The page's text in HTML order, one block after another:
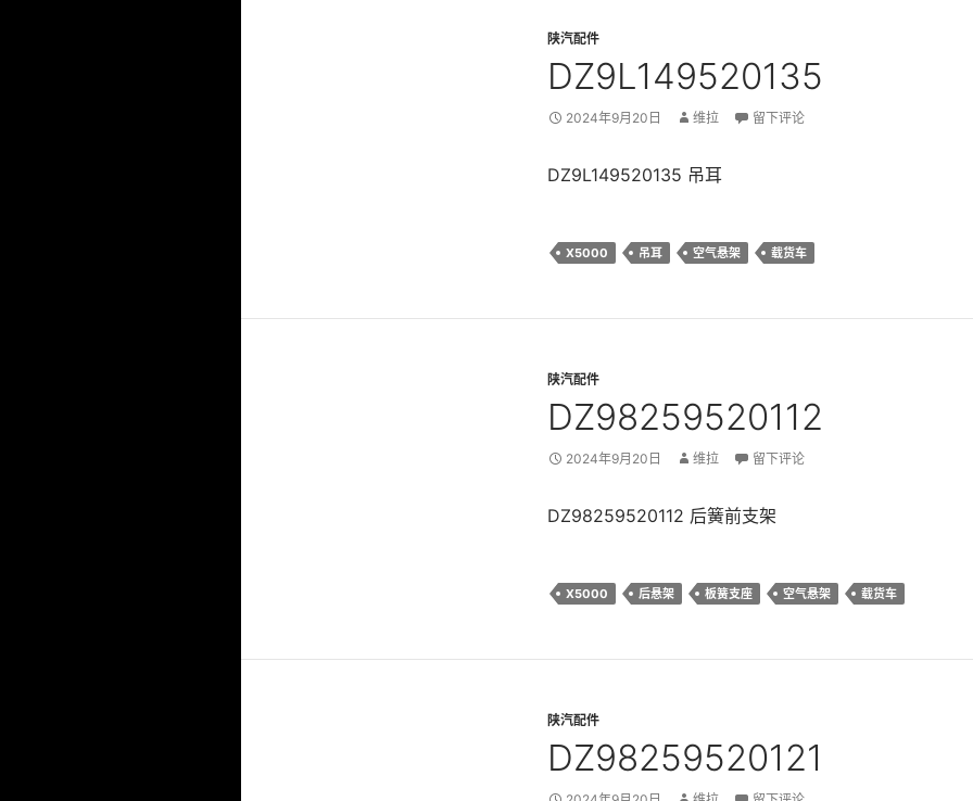
陕汽配件
DZ9L149520135
2024年9月20日 维拉 留下评论
DZ9L149520135 吊耳
X5000 吊耳 空气悬架 载货车
陕汽配件
DZ98259520112
2024年9月20日 维拉 留下评论
DZ98259520112 后簧前支架
X5000 后悬架 板簧支座 空气悬架 载货车
陕汽配件
DZ98259520121